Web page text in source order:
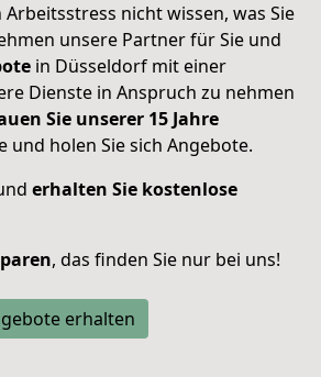
nicht wissen, was Sie
unsere Partner für Sie und
in Düsseldorf mit einer
Dienste in Anspruch zu nehmen
Sie unserer 15 Jahre
und holen Sie sich Angebote.
erhalten Sie kostenlose
, das finden Sie nur bei uns!
erhalten